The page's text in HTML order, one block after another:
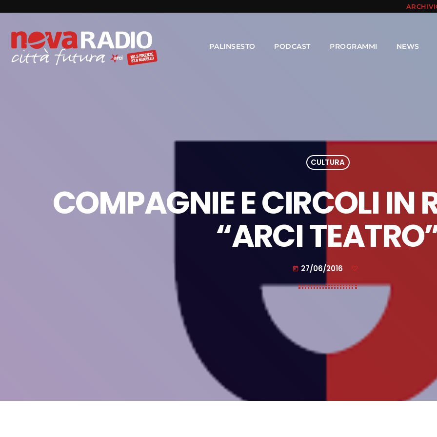
PALINSESTO PODCAST PROGRAMMI NEWS
CULTURA
COMPAGNIE E CIRCOLI IN
“ARCI
today 27/06/2016